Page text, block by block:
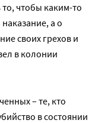
чтобы каким-то
а о
своих грехов и
в колонии
– те, кто
в состоянии